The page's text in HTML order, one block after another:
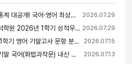
명석학원 성적 우수자 통계 대공개! 국어·영어 최상위권의 비밀 2026.07.29
결과로 증명합니다: 명석학원 2026년 1학기 성적우수자 명단 공개 2026.07.29
2026년 경일고 1학년 1학기 영어 기말고사 문항 분석 및 총평 2026.07.15
2026 성수고3 1학기 기말 국어(화법과작문) 내신 분석 및 경향 2026.07.13